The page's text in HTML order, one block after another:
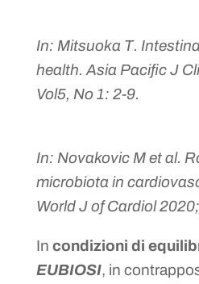
In: Mitsuoka T.
health. Asia Pacific J
Vol5, No 1: 2-9.
In: Novakovic M et al.
microbiota in
World J of Cardiol
In condizioni di
EUBIOSI, in